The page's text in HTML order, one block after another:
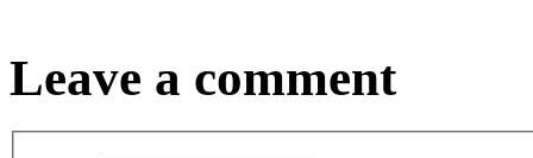
Leave a comment